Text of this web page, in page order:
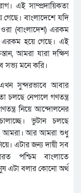
এই সাম্প্রদায়িকতা
বাংলাদেশে যদি
(বাংলাদেশ) এরকম
এরকম হয়ে গেছে। এই
আমরা যারা দক্ষিণ
সভ্য মনে করি।
সুন্দরভাবে আবার
চলছে নেপালে গণতন্ত্র
নিয়ে আন্দোলনের
ভুটান চলছে
আমরা। আর আমরা শুধু
এটার জন্য দায়ী সব
পশ্চিম বাংলাতে
এটা বলার কোনো অর্থ